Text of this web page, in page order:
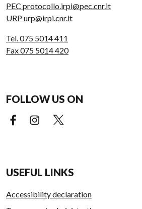
PEC protocollo.irpi@pec.cnr.it
URP urp@irpi.cnr.it
Tel. 075 5014 411
Fax 075 5014 420
FOLLOW US ON
Facebook (external link)
Instagram (external link)
USEFUL LINKS
Accessibility declaration